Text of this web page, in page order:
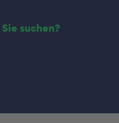
suchen?